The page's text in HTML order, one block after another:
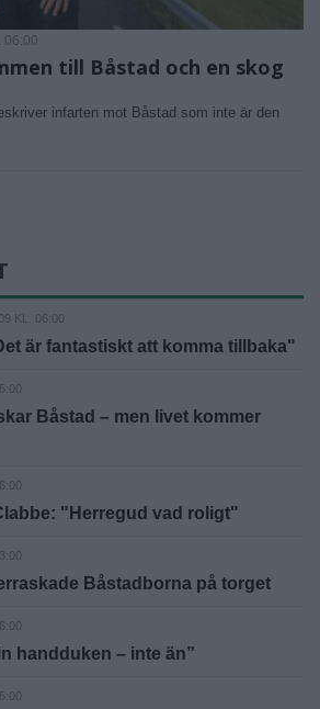
06:00
till Båstad och en skog
infarten mot Båstad som inte är den
KL. 06:00
är fantastiskt att komma tillbaka"
Båstad – men livet kommer
"Herregud vad roligt"
Båstadborna på torget
handduken – inte än”